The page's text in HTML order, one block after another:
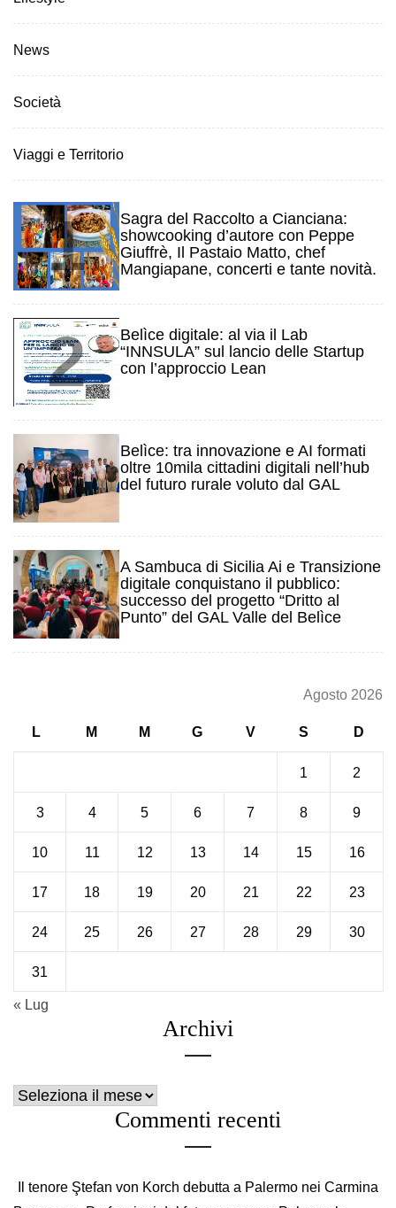
News
Società
Viaggi e Territorio
1
Sagra del Raccolto a Cianciana:
showcooking d’autore con Peppe
Giuffrè, Il Pastaio Matto, chef
Mangiapane, concerti e tante novità.
2
Belìce digitale: al via il Lab
“INNSULA” sul lancio delle Startup
con l’approccio Lean
3
Belìce: tra innovazione e AI formati
oltre 10mila cittadini digitali nell’hub
del futuro rurale voluto dal GAL
4
A Sambuca di Sicilia Ai e Transizione
digitale conquistano il pubblico:
successo del progetto “Dritto al
Punto” del GAL Valle del Belìce
Agosto 2026
L M M G V S D
1 2
3 4 5 6 7 8 9
10 11 12 13 14 15 16
17 18 19 20 21 22 23
24 25 26 27 28 29 30
31
« Lug
Archivi
Archivi
Commenti recenti
Il tenore Ştefan von Korch debutta a Palermo nei Carmina